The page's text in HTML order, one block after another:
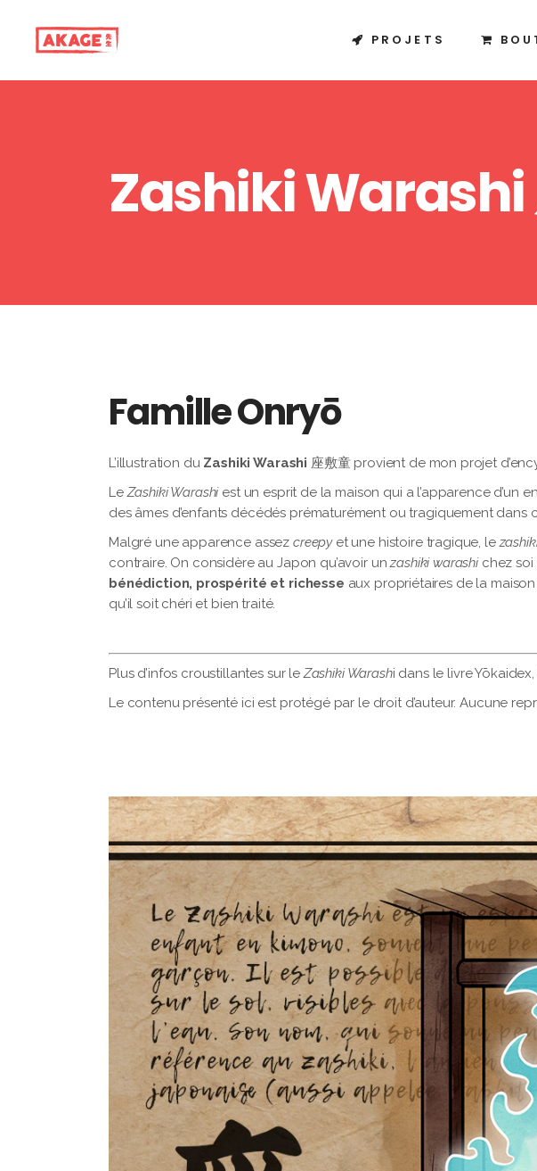
PROJETS
Zashiki Warashi
Famille Onryō
L’illustration du Zashiki Warashi 座敷童 provient de mon projet
LeZashiki Warashiest un esprit de la maison qui a l’apparence d’un
des âmes d’enfants décédés prématurément ou tragiquement dans
Malgré une apparence assez creepyet une histoire tragique, le
contraire. On considère au Japon qu’avoir unzashiki warashichez soi
bénédiction, prospérité et richesse aux propriétaires de la
qu’il soit chéri et bien traité.
Plus d’infos croustillantes sur leZashiki Warashi dans le livre
Le contenu présenté ici est protégé par le droit d’auteur. Aucune